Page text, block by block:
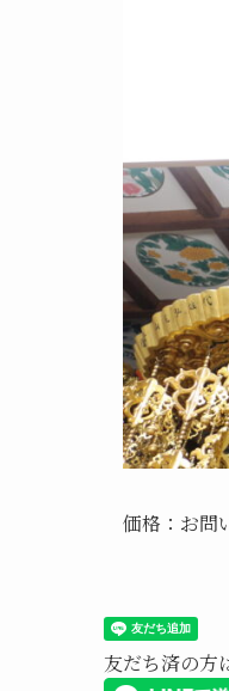
価格：お問
友だち済の方